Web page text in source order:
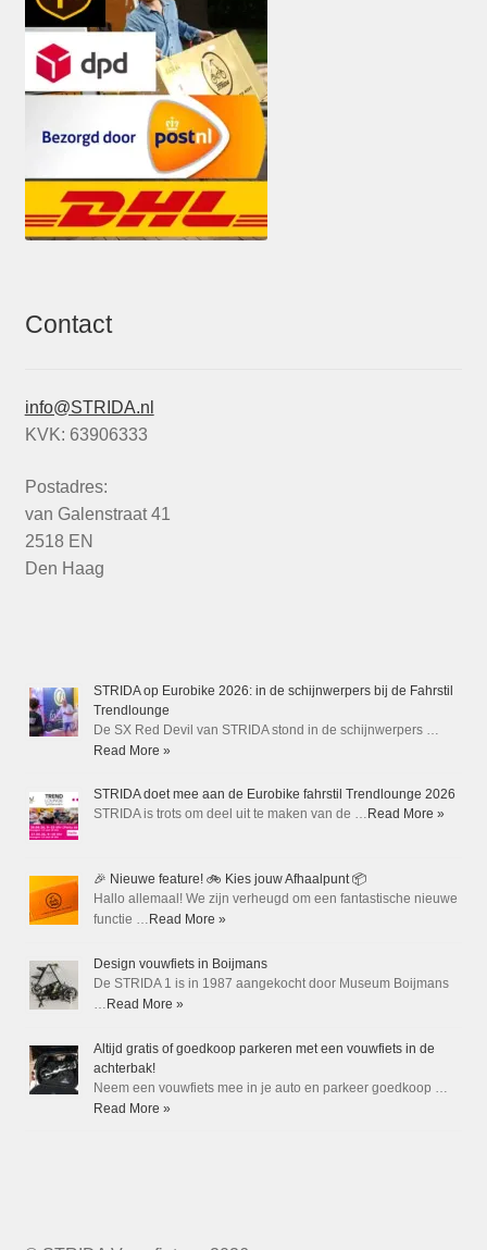
Contact
info@STRIDA.nl
KVK: 63906333
Postadres:
van Galenstraat 41
2518 EN
Den Haag
STRIDA op Eurobike 2026: in de schijnwerpers bij de Fahrstil
Trendlounge
De SX Red Devil van STRIDA stond in de schijnwerpers …
Read More »
STRIDA doet mee aan de Eurobike fahrstil Trendlounge 2026
STRIDA is trots om deel uit te maken van de … Read More »
🎉 Nieuwe feature! 🚲 Kies jouw Afhaalpunt 📦
Hallo allemaal! We zijn verheugd om een fantastische nieuwe
functie … Read More »
Design vouwfiets in Boijmans
De STRIDA 1 is in 1987 aangekocht door Museum Boijmans
… Read More »
Altijd gratis of goedkoop parkeren met een vouwfiets in de
achterbak!
Neem een vouwfiets mee in je auto en parkeer goedkoop …
Read More »